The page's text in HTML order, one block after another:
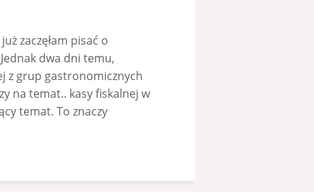
zaczęłam pisać o
dwa dni temu,
z grup gastronomicznych
na temat.. kasy fiskalnej w
temat. To znaczy